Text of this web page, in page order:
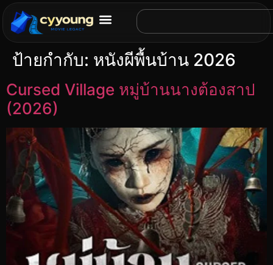
ป้ายกำกับ: หนังผีพื้นบ้าน 2026
Cursed Village หมู่บ้านนางต้องสาป
(2026)